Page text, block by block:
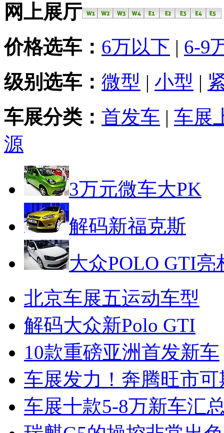
网上展厅
价格选车： 6万以下 | 6-9
级别选车： 微型 | 小型 |
车展分类： 首发车 | 车展
源
3万元微车大PK
解码新福克斯
大众POLO GTI亮
北京车展五运动车型
解码大众新Polo GTI
10款重磅亚洲首发新车
车展发力！奔腾旺市可
车展十款5-8万新车汇